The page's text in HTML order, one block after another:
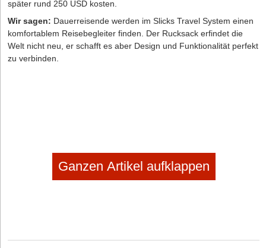
später rund 250 USD kosten.
Wir sagen: Dauerreisende werden im Slicks Travel System einen
komfortablem Reisebegleiter finden. Der Rucksack erfindet die
Welt nicht neu, er schafft es aber Design und Funktionalität perfekt
zu verbinden.
Ganzen Artikel aufklappen